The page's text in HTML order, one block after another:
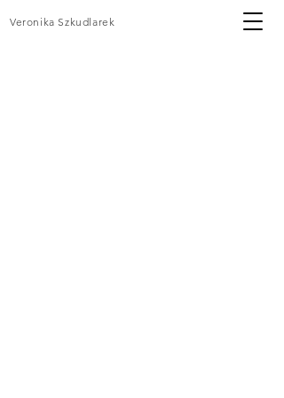
Veronika Szkudlarek